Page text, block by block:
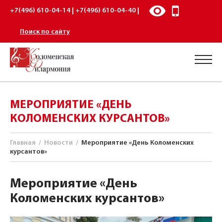
+7(496) 610-04-14 | +7(496) 610-04-40 |
Поиск по сайту
МЕРОПРИЯТИЕ «ДЕНЬ
КОЛОМЕНСКИХ КУРСАНТОВ»
Главная / Новости / Мероприятие «День Коломенских
курсантов»
Мероприятие «День
Коломенских курсантов»